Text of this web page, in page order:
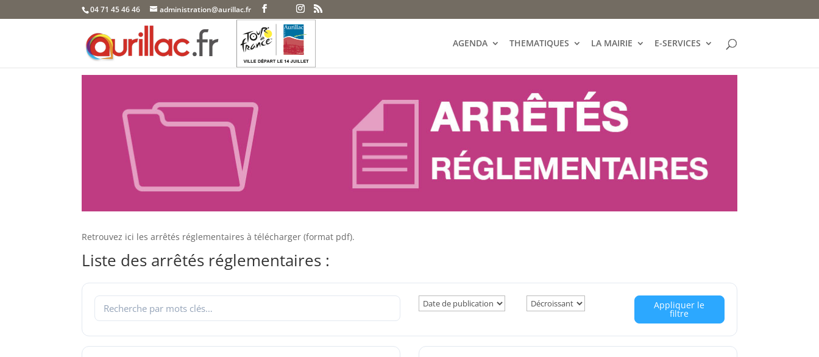
04 71 45 46 46 administration@aurillac.fr
AGENDA THEMATIQUES LA MAIRIE E-SERVICES
Retrouvez ici les arrêtés réglementaires à télécharger (format pdf).
Liste des arrêtés réglementaires :
Appliquer le
filtre